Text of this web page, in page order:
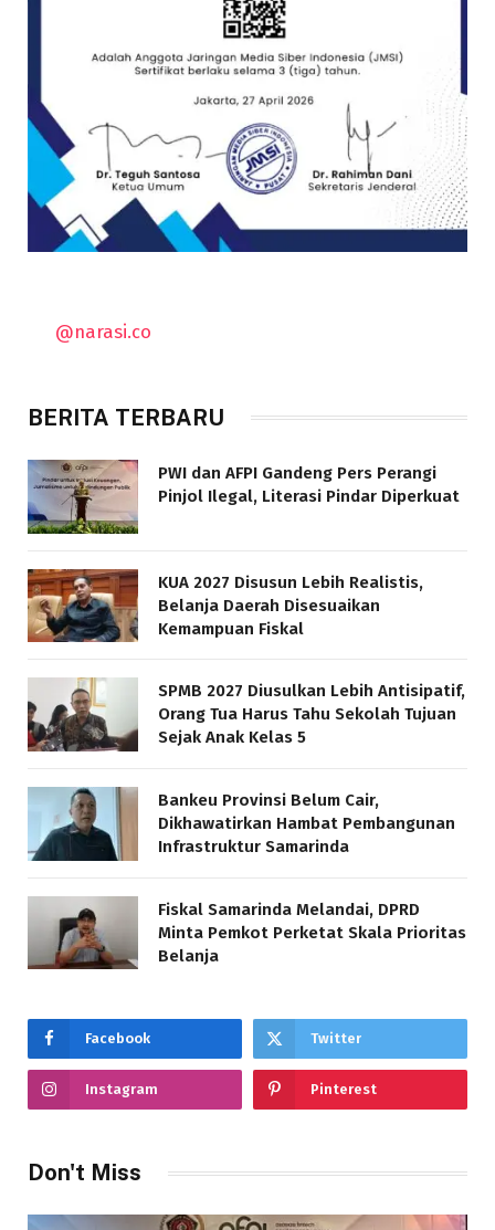
@narasi.co
BERITA TERBARU
PWI dan AFPI Gandeng Pers Perangi
Pinjol Ilegal, Literasi Pindar Diperkuat
KUA 2027 Disusun Lebih Realistis,
Belanja Daerah Disesuaikan
Kemampuan Fiskal
SPMB 2027 Diusulkan Lebih Antisipatif,
Orang Tua Harus Tahu Sekolah Tujuan
Sejak Anak Kelas 5
Bankeu Provinsi Belum Cair,
Dikhawatirkan Hambat Pembangunan
Infrastruktur Samarinda
Fiskal Samarinda Melandai, DPRD
Minta Pemkot Perketat Skala Prioritas
Belanja
Facebook Twitter
Instagram Pinterest
Don't Miss